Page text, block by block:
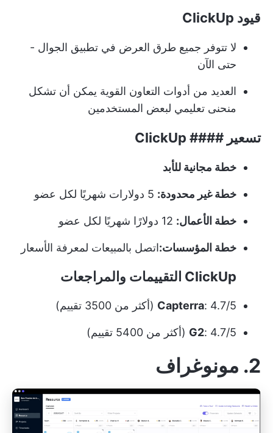
قيود ClickUp
لا تتوفر جميع طرق العرض في تطبيق الجوال -
حتى الآن
العديد من أدوات التعاون القوية يمكن أن تشكل
منحنى تعليمي لبعض المستخدمين
تسعير #### ClickUp
خطة مجانية للأبد
خطة غير محدودة:
خطة الأعمال:
خطة المؤسسات:اتصل بالمبيعات لمعرفة الأسعار
ClickUp التقييمات والمراجعات
Capterra: 4.7/5 (أكثر من 3500 تقييم)
G2: 4.7/5 (أكثر من 5400 تقييم)
2. مونوغراف